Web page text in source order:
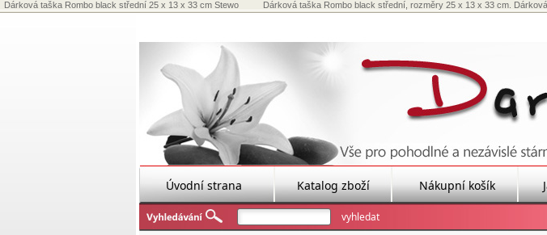
Dárková taška Rombo black střední 25 x 13 x 33 cm Stewo Dárková taška Rombo black střední, rozměry 25 x 13 x 33 cm.
Úvodní strana Katalog zboží Nákupní košík